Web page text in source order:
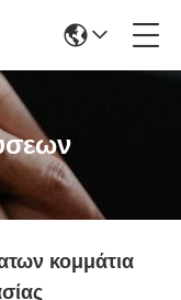
κομμάτια